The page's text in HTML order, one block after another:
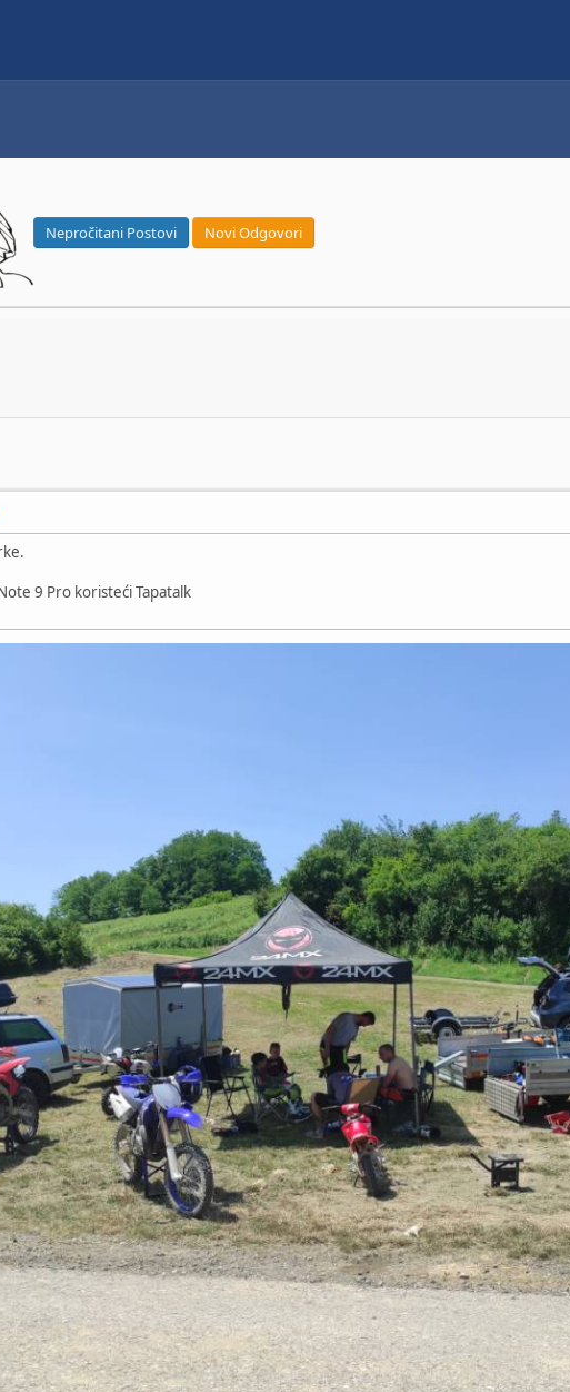
Nepročitani Postovi Novi Odgovori
9 Pro koristeći Tapatalk